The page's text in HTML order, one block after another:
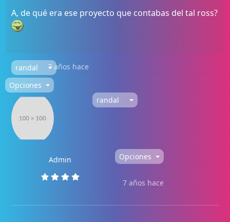
A, de qué era ese proyecto que contabas del tal ross?
randal
7 años hace
Opciones
randal
Admin Opciones
7 años hace